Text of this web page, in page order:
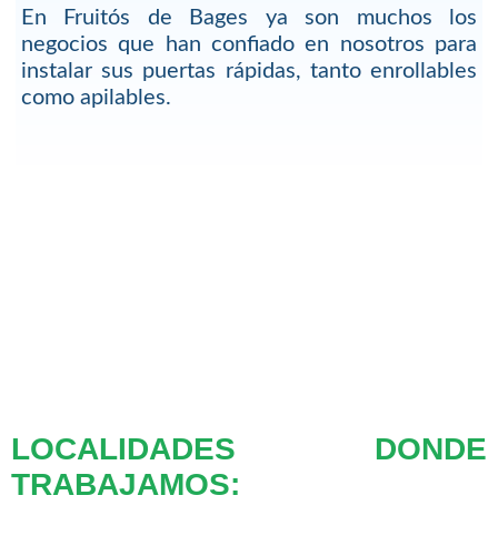
En Fruitós de Bages ya son muchos los
negocios que han confiado en nosotros para
instalar sus puertas rápidas, tanto enrollables
como apilables.
LOCALIDADES DONDE
TRABAJAMOS: